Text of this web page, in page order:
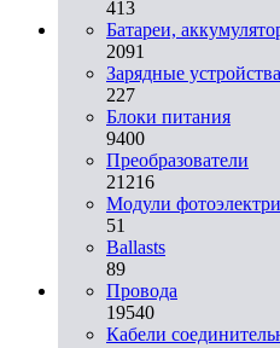
413
Батареи,
2091
Зарядные устройства
227
Блоки питания
9400
Преобразователи
21216
Модули
51
Ballasts
89
Провода
19540
Кабели